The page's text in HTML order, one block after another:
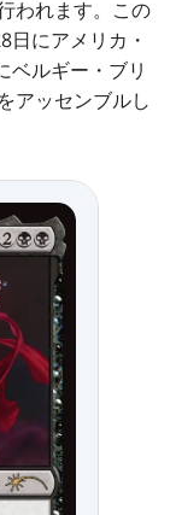
われます。この
にアメリカ・
ベルギー・ブリ
アッセンブルし